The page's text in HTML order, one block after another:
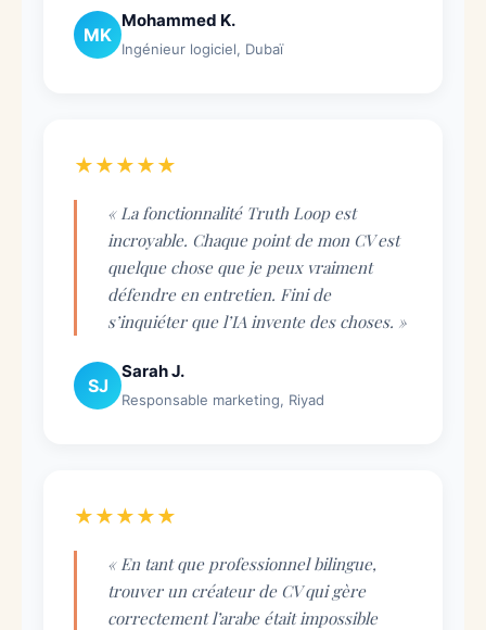
MK
Mohammed K.
Ingénieur logiciel, Dubaï
★★★★★
« La fonctionnalité Truth Loop est
incroyable. Chaque point de mon CV est
quelque chose que je peux vraiment
défendre en entretien. Fini de
s’inquiéter que l’IA invente des choses. »
SJ
Sarah J.
Responsable marketing, Riyad
★★★★★
« En tant que professionnel bilingue,
trouver un créateur de CV qui gère
correctement l’arabe était impossible